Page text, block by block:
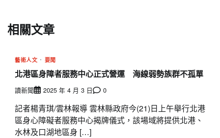
相關文章
藝術人文 要聞
北港區身障者服務中心正式營運 海線弱勢族群不孤單
讀新聞 2025 年 4 月 3 日 0
記者楊青琪/雲林報導 雲林縣政府今(21)日上午舉行北港
區身心障礙者服務中心揭牌儀式，該場域將提供北港、
水林及口湖地區身 […]